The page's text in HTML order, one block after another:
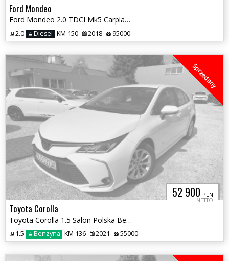
Ford Mondeo
Ford Mondeo 2.0 TDCI Mk5 Carplay Kamera Panorama dach
2.0 Diesel KM 150 2018 95000
52 900 PLN
NETTO
Sprzedany
Toyota Corolla
Toyota Corolla 1.5 Salon Polska Bezwypadkowy Vat 23% Brutto
1.5 Benzyna KM 136 2021 55000